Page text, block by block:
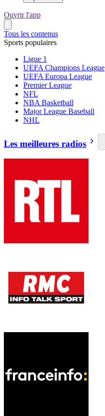
Ouvrir l'app
Tous les contenus
Sports populaires
Ligue 1
UEFA Champions League
UEFA Europa League
Premier League
NFL
NBA Basketball
Major League Baseball
NHL
Les meilleures radios